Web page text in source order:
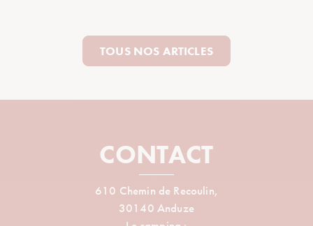
TOUS NOS ARTICLES
CONTACT
610 Chemin de Recoulin,
30140 Anduze